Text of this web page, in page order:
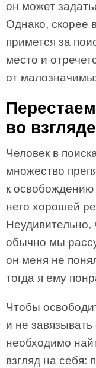
он может
Однако, скорее
примется за
место и
от
во
Человек в
множество
к освобождению
него хорошей
Неудивительно,
обычно мы
он меня не
тогда я ему
Чтобы
и не
необходимо
взгляд на себя: